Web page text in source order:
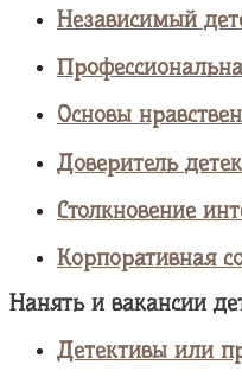
Независимый
Основы
Доверитель
Столкновение
Корпоративная
Нанять и вакансии
Детективы или